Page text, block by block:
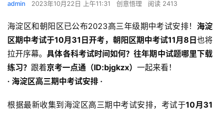
admin 2023年10月22日 上午11:31 创意悟理 阅读 2413
海淀区和朝阳区已公布2023高三年级期中考试安排！ 海淀
区期中考试于10月31日开考，朝阳区期中考试11月8日 也将
拉开序幕。具体各科考试时间如何？往年期中试题哪里下载
练习？ 跟着京考一点通（ID:bjgkzx） 一起来看！
· 海淀区高三期中考试安排 ·
根据最新收集到海淀区高三期中考试安排，考试于10月31